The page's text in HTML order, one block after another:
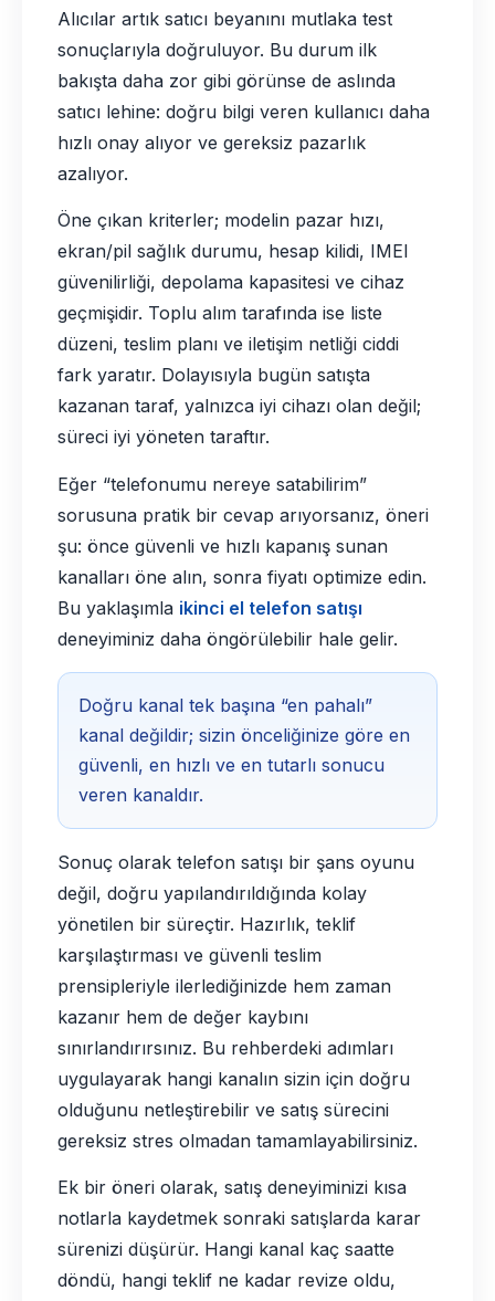
Alıcılar artık satıcı beyanını mutlaka test
sonuçlarıyla doğruluyor. Bu durum ilk
bakışta daha zor gibi görünse de aslında
satıcı lehine: doğru bilgi veren kullanıcı daha
hızlı onay alıyor ve gereksiz pazarlık
azalıyor.
Öne çıkan kriterler; modelin pazar hızı,
ekran/pil sağlık durumu, hesap kilidi, IMEI
güvenilirliği, depolama kapasitesi ve cihaz
geçmişidir. Toplu alım tarafında ise liste
düzeni, teslim planı ve iletişim netliği ciddi
fark yaratır. Dolayısıyla bugün satışta
kazanan taraf, yalnızca iyi cihazı olan değil;
süreci iyi yöneten taraftır.
Eğer “telefonumu nereye satabilirim”
sorusuna pratik bir cevap arıyorsanız, öneri
şu: önce güvenli ve hızlı kapanış sunan
kanalları öne alın, sonra fiyatı optimize edin.
Bu yaklaşımla ikinci el telefon satışı
deneyiminiz daha öngörülebilir hale gelir.
Doğru kanal tek başına “en pahalı”
kanal değildir; sizin önceliğinize göre en
güvenli, en hızlı ve en tutarlı sonucu
veren kanaldır.
Sonuç olarak telefon satışı bir şans oyunu
değil, doğru yapılandırıldığında kolay
yönetilen bir süreçtir. Hazırlık, teklif
karşılaştırması ve güvenli teslim
prensipleriyle ilerlediğinizde hem zaman
kazanır hem de değer kaybını
sınırlandırırsınız. Bu rehberdeki adımları
uygulayarak hangi kanalın sizin için doğru
olduğunu netleştirebilir ve satış sürecini
gereksiz stres olmadan tamamlayabilirsiniz.
Ek bir öneri olarak, satış deneyiminizi kısa
notlarla kaydetmek sonraki satışlarda karar
sürenizi düşürür. Hangi kanal kaç saatte
döndü, hangi teklif ne kadar revize oldu,